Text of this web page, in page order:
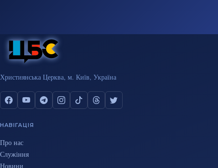
Християнська Церква, м. Київ, Україна
НАВІГАЦІЯ
Про нас
Служіння
Новини